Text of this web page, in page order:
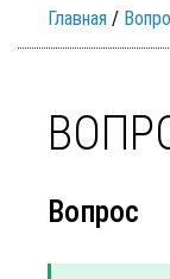
Главная /
Вопрос